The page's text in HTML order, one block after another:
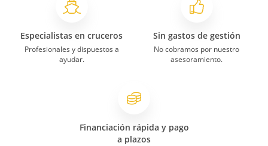
Especialistas en cruceros
Profesionales y dispuestos a
ayudar.
Sin gastos de gestión
No cobramos por nuestro
asesoramiento.
Financiación rápida y pago
a plazos